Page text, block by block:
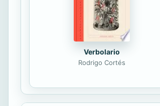
Verbolario
Rodrigo Cortés